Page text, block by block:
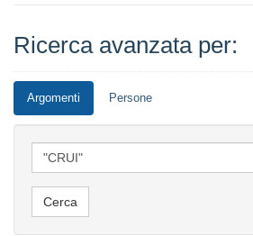
Ricerca avanzata per:
Argomenti Persone